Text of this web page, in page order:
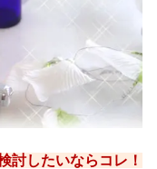
討したいならコレ！